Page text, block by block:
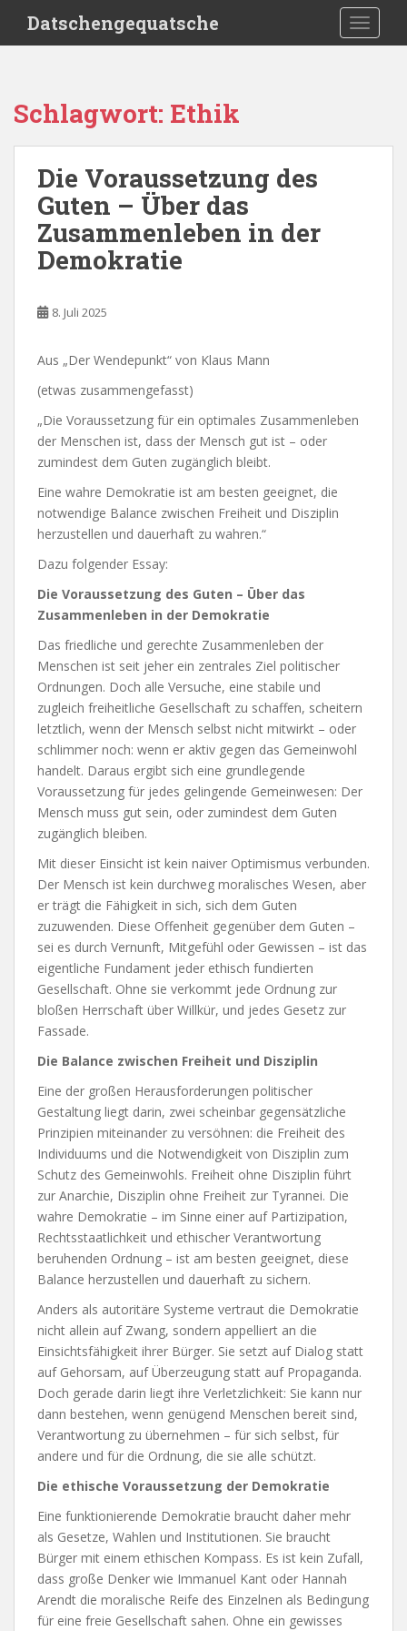
i
Datschengequatsche
Schlagwort: Ethik
Die Voraussetzung des
Guten – Über das
Zusammenleben in der
Demokratie
8. Juli 2025
Aus „Der Wendepunkt“ von Klaus Mann
(etwas zusammengefasst)
„Die Voraussetzung für ein optimales Zusammenleben
der Menschen ist, dass der Mensch gut ist – oder
zumindest dem Guten zugänglich bleibt.
Eine wahre Demokratie ist am besten geeignet, die
notwendige Balance zwischen Freiheit und Disziplin
herzustellen und dauerhaft zu wahren.“
Dazu folgender Essay:
Die Voraussetzung des Guten – Über das
Zusammenleben in der Demokratie
Das friedliche und gerechte Zusammenleben der
Menschen ist seit jeher ein zentrales Ziel politischer
Ordnungen. Doch alle Versuche, eine stabile und
zugleich freiheitliche Gesellschaft zu schaffen, scheitern
letztlich, wenn der Mensch selbst nicht mitwirkt – oder
schlimmer noch: wenn er aktiv gegen das Gemeinwohl
handelt. Daraus ergibt sich eine grundlegende
Voraussetzung für jedes gelingende Gemeinwesen: Der
Mensch muss gut sein, oder zumindest dem Guten
zugänglich bleiben.
Mit dieser Einsicht ist kein naiver Optimismus verbunden.
Der Mensch ist kein durchweg moralisches Wesen, aber
er trägt die Fähigkeit in sich, sich dem Guten
zuzuwenden. Diese Offenheit gegenüber dem Guten –
sei es durch Vernunft, Mitgefühl oder Gewissen – ist das
eigentliche Fundament jeder ethisch fundierten
Gesellschaft. Ohne sie verkommt jede Ordnung zur
bloßen Herrschaft über Willkür, und jedes Gesetz zur
Fassade.
Die Balance zwischen Freiheit und Disziplin
Eine der großen Herausforderungen politischer
Gestaltung liegt darin, zwei scheinbar gegensätzliche
Prinzipien miteinander zu versöhnen: die Freiheit des
Individuums und die Notwendigkeit von Disziplin zum
Schutz des Gemeinwohls. Freiheit ohne Disziplin führt
zur Anarchie, Disziplin ohne Freiheit zur Tyrannei. Die
wahre Demokratie – im Sinne einer auf Partizipation,
Rechtsstaatlichkeit und ethischer Verantwortung
beruhenden Ordnung – ist am besten geeignet, diese
Balance herzustellen und dauerhaft zu sichern.
Anders als autoritäre Systeme vertraut die Demokratie
nicht allein auf Zwang, sondern appelliert an die
Einsichtsfähigkeit ihrer Bürger. Sie setzt auf Dialog statt
auf Gehorsam, auf Überzeugung statt auf Propaganda.
Doch gerade darin liegt ihre Verletzlichkeit: Sie kann nur
dann bestehen, wenn genügend Menschen bereit sind,
Verantwortung zu übernehmen – für sich selbst, für
andere und für die Ordnung, die sie alle schützt.
Die ethische Voraussetzung der Demokratie
Eine funktionierende Demokratie braucht daher mehr
als Gesetze, Wahlen und Institutionen. Sie braucht
Bürger mit einem ethischen Kompass. Es ist kein Zufall,
dass große Denker wie Immanuel Kant oder Hannah
Arendt die moralische Reife des Einzelnen als Bedingung
für eine freie Gesellschaft sahen. Ohne ein gewisses